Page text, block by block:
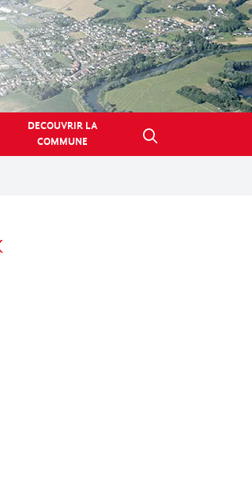
DECOUVRIR LA
COMMUNE